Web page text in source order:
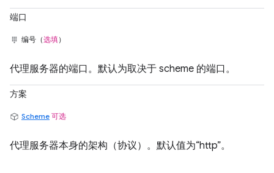
端口
编号（选填）
代理服务器的端口。默认为取决于 scheme 的端口。
方案
Scheme 可选
代理服务器本身的架构（协议）。默认值为“http”。